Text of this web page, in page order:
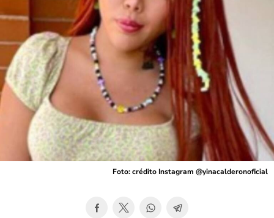
Foto: crédito Instagram @yinacalderonoficial